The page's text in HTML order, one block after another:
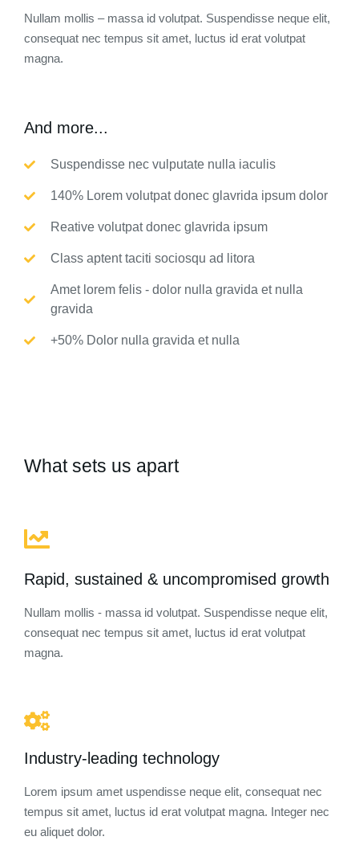
Nullam mollis – massa id volutpat. Suspendisse neque elit,
consequat nec tempus sit amet, luctus id erat volutpat
magna.
And more...
Suspendisse nec vulputate nulla iaculis
140% Lorem volutpat donec glavrida ipsum dolor
Reative volutpat donec glavrida ipsum
Class aptent taciti sociosqu ad litora
Amet lorem felis - dolor nulla gravida et nulla
gravida
+50% Dolor nulla gravida et nulla
What sets us apart
Rapid, sustained & uncompromised growth
Nullam mollis - massa id volutpat. Suspendisse neque elit,
consequat nec tempus sit amet, luctus id erat volutpat
magna.
Industry-leading technology
Lorem ipsum amet uspendisse neque elit, consequat nec
tempus sit amet, luctus id erat volutpat magna. Integer nec
eu aliquet dolor.